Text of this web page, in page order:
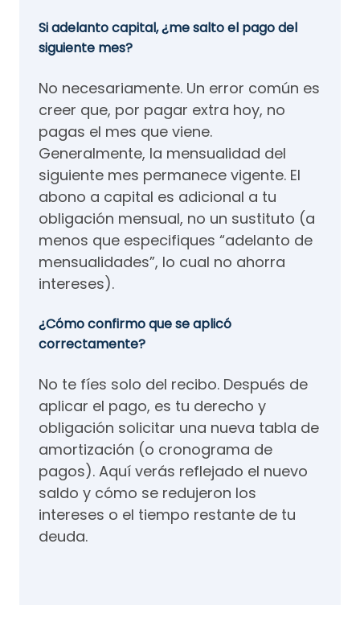
Si adelanto capital, ¿me salto el pago del
siguiente mes?
No necesariamente. Un error común es
creer que, por pagar extra hoy, no
pagas el mes que viene.
Generalmente, la mensualidad del
siguiente mes permanece vigente. El
abono a capital es adicional a tu
obligación mensual, no un sustituto (a
menos que especifiques “adelanto de
mensualidades”, lo cual no ahorra
intereses).
¿Cómo confirmo que se aplicó
correctamente?
No te fíes solo del recibo. Después de
aplicar el pago, es tu derecho y
obligación solicitar una nueva tabla de
amortización (o cronograma de
pagos). Aquí verás reflejado el nuevo
saldo y cómo se redujeron los
intereses o el tiempo restante de tu
deuda.